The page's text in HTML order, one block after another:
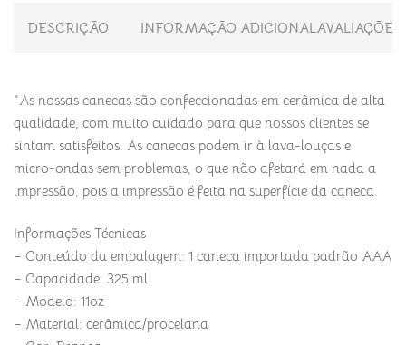
DESCRIÇÃO INFORMAÇÃO ADICIONAL
“As nossas canecas são confeccionadas em cerâmica de alta
qualidade, com muito cuidado para que nossos clientes se
sintam satisfeitos. As canecas podem ir à lava-louças e
micro-ondas sem problemas, o que não afetará em nada a
impressão, pois a impressão é feita na superfície da caneca.
Informações Técnicas
– Conteúdo da embalagem: 1 caneca importada padrão AAA
– Capacidade: 325 ml
– Modelo: 11oz
– Material: cerâmica/procelana